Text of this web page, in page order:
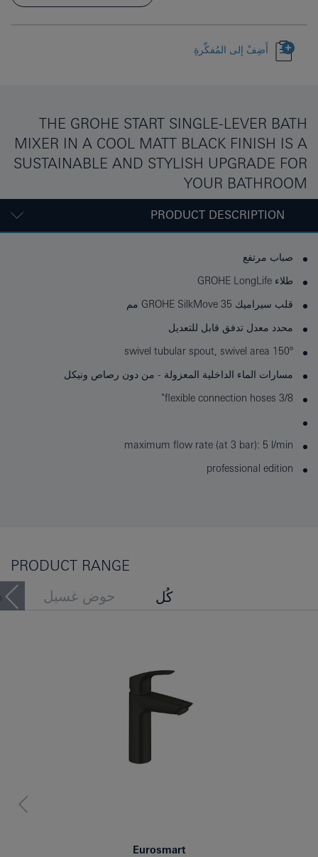
أَضِفْ إلى المُفكِّرةِ
THE GROHE START SINGLE-LEVER BATH
MIXER IN A COOL MATT BLACK FINISH IS A
SUSTAINABLE AND STYLISH UPGRADE FOR
YOUR BATHROOM
PRODUCT DESCRIPTION
صباب مرتفع
طلاء GROHE LongLife
قلب سيراميك GROHE SilkMove 35 مم
محدد معدل تدفق قابل للتعديل
swivel tubular spout, swivel area 150°
مسارات الماء الداخلية المعزولة - من دون رصاص ونيكل
flexible connection hoses 3/8"
maximum flow rate (at 3 bar): 5 l/min
professional edition
PRODUCT RANGE
كُل حوض غسيل
Eurosmart